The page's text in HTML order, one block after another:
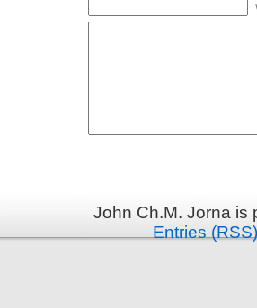
John Ch.M. Jorna
Entries (RSS)